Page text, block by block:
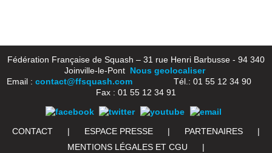
Fédération Française de Squash – 31 rue Henri Barbusse - 94 340
Joinville-le-Pont Nous geolocaliser
Email : contact@ffsquash.comTél.: 01 55 12 34 90
Fax : 01 55 12 34 91
CONTACT | ESPACE PRESSE | PARTENAIRES
|
MENTIONS LÉGALES ET CGU
|